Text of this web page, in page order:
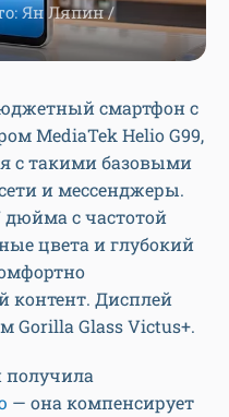
Ян Ляпин /
смартфон с
MediaTek Helio G99,
с такими базовыми
и мессенджеры.
дюйма с частотой
цвета и глубокий
контент. Дисплей
Glass Victus+.
получила
— она компенсирует